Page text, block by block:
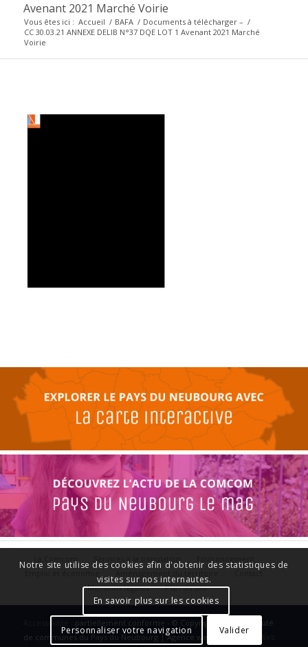
Avenant 2021 Marché Voirie
Vous êtes ici : Accueil / BAFA / Documents à télécharger – /
CC 30.03.21 ANNEXE DELIB N°37 DQE LOT 1 Avenant 2021 Marché
Voirie
Contact
Mentions légales
Plan du site
: partiellement conforme - © Copyright - Communauté
de communes du Pays du Neubourg | Agence web :
Notre site utilise des cookies afin d'obtenir des statistiques de
visites sur nos internautes.
En savoir plus sur les cookies
Personnaliser votre navigation Valider